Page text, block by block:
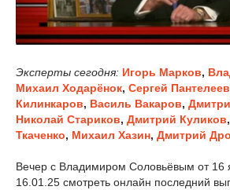
Эксперты сегодня: Игорь Марков,
Михаил Ходарёнок, Сергей Пантелеев
Килинкаров, Василь Вакаров,
Николай Стариков, Дмитрий Куликов,
Ткаченко, Михаил Хазин, Дмитрий
Вечер с Владимиром Соловьёвым от 16
16.01.25 смотреть онлайн последний